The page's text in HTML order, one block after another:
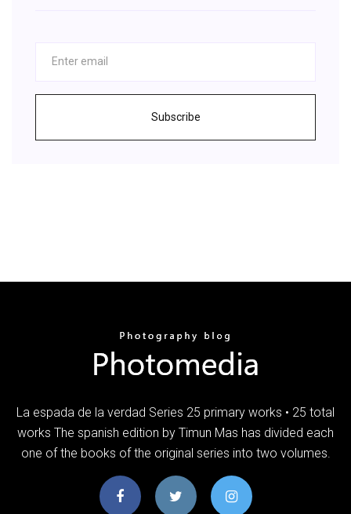
Subscribe
La espada de la verdad Series 25 primary works • 25 total
works The spanish edition by Timun Mas has divided each
one of the books of the original series into two volumes.